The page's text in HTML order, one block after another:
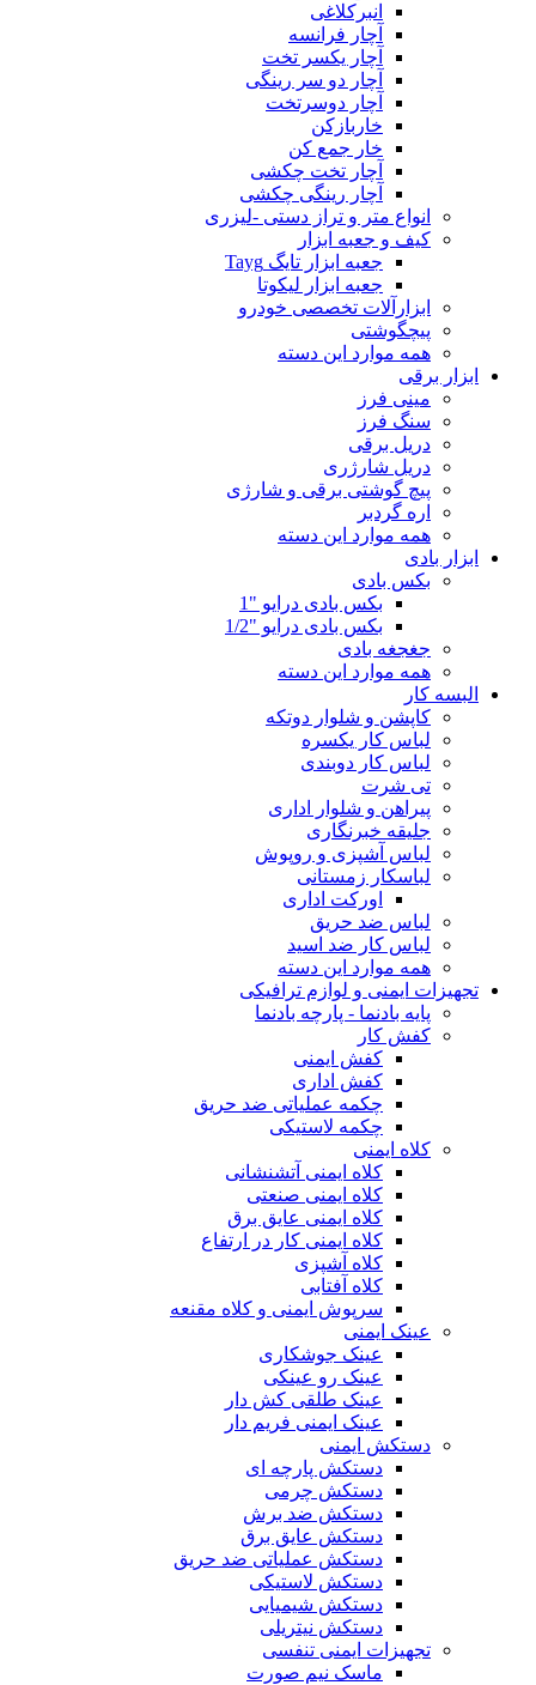
انبرکلاغی
آچار فرانسه
آچار یکسر تخت
آچار دو سر رینگی
آچار دوسرتخت
خاربازکن
خار جمع کن
آچار تخت چکشی
آچار رینگی چکشی
انواع متر و تراز دستی -لیزری
کیف و جعبه ابزار
جعبه ابزار تایگ Tayg
جعبه ابزار لیکوتا
ابزارآلات تخصصی خودرو
پیچگوشتی
همه موارد این دسته
ابزار برقی
مینی فرز
سنگ فرز
دریل برقی
دریل شارژری
پیچ گوشتی برقی و شارژی
اره گردبر
همه موارد این دسته
ابزار بادی
بکس بادی
بکس بادی درایو "1
بکس بادی درایو "1/2
جغجغه بادی
همه موارد این دسته
البسه کار
کاپشن و شلوار دوتکه
لباس کار یکسره
لباس کار دوبندی
تی شرت
پیراهن و شلوار اداری
جلیقه خبرنگاری
لباس آشپزی و روپوش
لباسکار زمستانی
اورکت اداری
لباس ضد حریق
لباس کار ضد اسید
همه موارد این دسته
تجهیزات ایمنی و لوازم ترافیکی
پایه بادنما - پارچه بادنما
کفش کار
کفش ایمنی
کفش اداری
چکمه عملیاتی ضد حریق
چکمه لاستیکی
کلاه ایمنی
کلاه ایمنی آتشنشانی
کلاه ایمنی صنعتی
کلاه ایمنی عایق برق
کلاه ایمنی کار در ارتفاع
کلاه آشپزی
کلاه آفتابی
سرپوش ایمنی و کلاه مقنعه
عینک ایمنی
عینک جوشکاری
عینک رو عینکی
عینک طلقی کش دار
عینک ایمنی فریم دار
دستکش ایمنی
دستکش پارچه ای
دستکش چرمی
دستکش ضد برش
دستکش عایق برق
دستکش عملیاتی ضد حریق
دستکش لاستیکی
دستکش شیمیایی
دستکش نیتریلی
تجهیزات ایمنی تنفسی
ماسک نیم صورت